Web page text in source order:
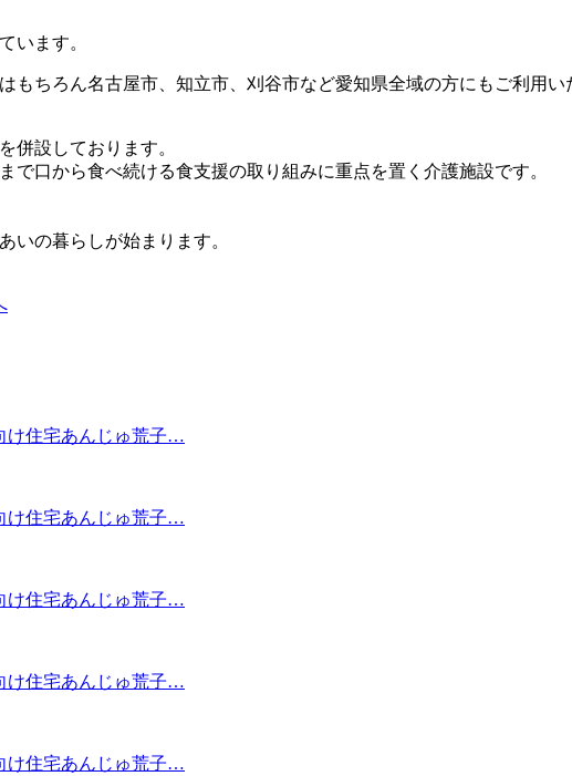
います。
もちろん名古屋市、知立市、刈谷市など愛知県全域の方にもご利用
併設しております。
で口から食べ続ける食支援の取り組みに重点を置く介護施設です。
いの暮らしが始まります。
け住宅あんじゅ荒子…
け住宅あんじゅ荒子…
け住宅あんじゅ荒子…
け住宅あんじゅ荒子…
け住宅あんじゅ荒子…